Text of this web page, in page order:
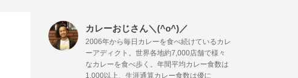
カレーおじさん＼(^o^)／
2006年から毎日カレーを食べ続けているカレ
ーアディクト。世界各地約7,000店舗で様々
なカレーを食べ歩く。年間平均カレー食数は
1,000以上、生涯通算カレー食数は優に